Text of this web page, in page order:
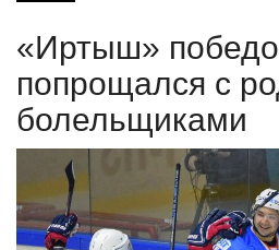
ПАВЛОДАРСКАЯ ОБЛАСТЬ
КАЗАХСТАН
МИР
СПЕЦПРОЕКТЫ
«Иртыш»
попрощался с
болельщиками